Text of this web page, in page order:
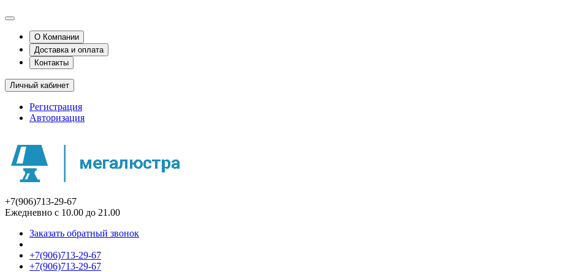
О Компании
Доставка и оплата
Контакты
Личный кабинет
Регистрация
Авторизация
+7(906)713-29-67
Ежедневно с 10.00 до 21.00
Заказать обратный звонок
+7(906)713-29-67
+7(906)713-29-67